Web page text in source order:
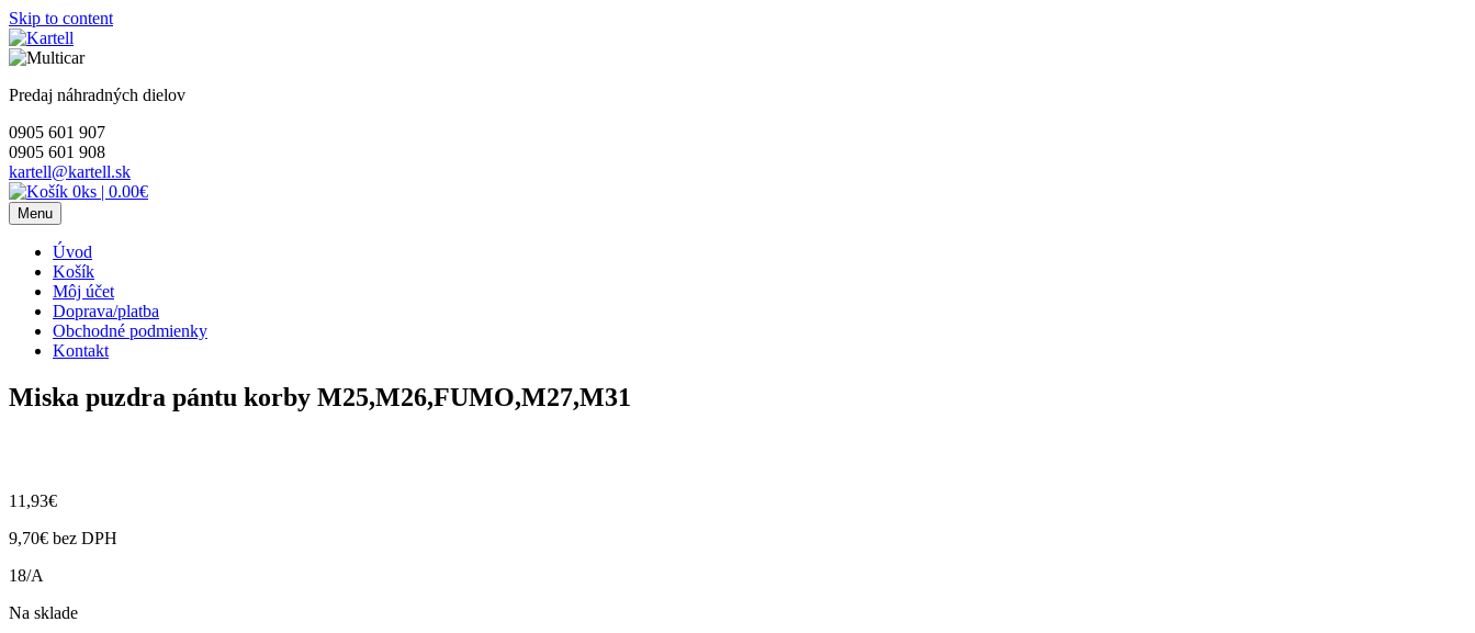
Skip to content
Predaj náhradných dielov
0905 601 907
0905 601 908
kartell@kartell.sk
0ks | 0.00€
Menu
Úvod
Košík
Môj účet
Doprava/platba
Obchodné podmienky
Kontakt
Miska puzdra pántu korby M25,M26,FUMO,M27,M31
11,93€
9,70€ bez DPH
18/A
Na sklade